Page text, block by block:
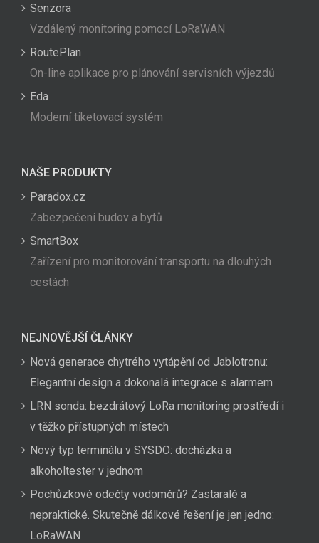
Senzora
Vzdálený monitoring pomocí LoRaWAN
RoutePlan
On-line aplikace pro plánování servisních výjezdů
Eda
Moderní tiketovací systém
NAŠE PRODUKTY
Paradox.cz
Zabezpečení budov a bytů
SmartBox
Zařízení pro monitorování transportu na dlouhých
cestách
NEJNOVĚJŠÍ ČLÁNKY
Nová generace chytrého vytápění od Jablotronu:
Elegantní design a dokonalá integrace s alarmem
LRN sonda: bezdrátový LoRa monitoring prostředí i
v těžko přístupných místech
Nový typ terminálu v SYSDO: docházka a
alkoholtester v jednom
Pochůzkové odečty vodoměrů? Zastaralé a
nepraktické. Skutečně dálkové řešení je jen jedno:
LoRaWAN